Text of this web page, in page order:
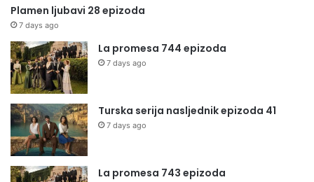
Plamen ljubavi 28 epizoda
7 days ago
La promesa 744 epizoda
7 days ago
Turska serija nasljednik epizoda 41
7 days ago
La promesa 743 epizoda